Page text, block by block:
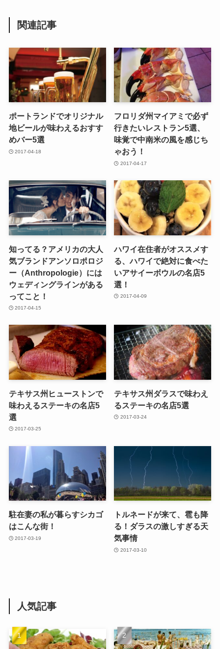
関連記事
ポートランドでオリジナル
地ビールが味わえるおすす
めバー5選
2017-04-18
フロリダ州マイアミで必ず
行きたいレストラン5選、
味覚で中南米の風を感じち
ゃおう！
2017-04-17
知ってる？アメリカの大人
気ブランドアンソロポロジ
ー（Anthropologie）には
ウェディングラインがある
ってこと！
2017-04-15
ハワイ在住者がオススメす
る、ハワイで絶対に食べた
いアサイーボウルの名店5
選！
2017-04-09
テキサス州ヒューストンで
味わえるステーキの名店5
選
2017-03-25
テキサス州ダラスで味わえ
るステーキの名店5選
2017-03-24
駐在妻の私が暮らすシカゴ
はこんな街！
2017-03-19
トルネードが来て、雹も降
る！ダラスの激しすぎる天
気事情
2017-03-10
人気記事